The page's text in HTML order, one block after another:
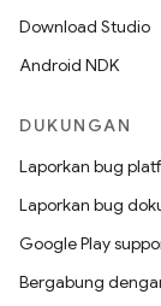
Download Studio
Android NDK
DUKUNGAN
Laporkan bug
Laporkan bug
Google Play
Bergabung